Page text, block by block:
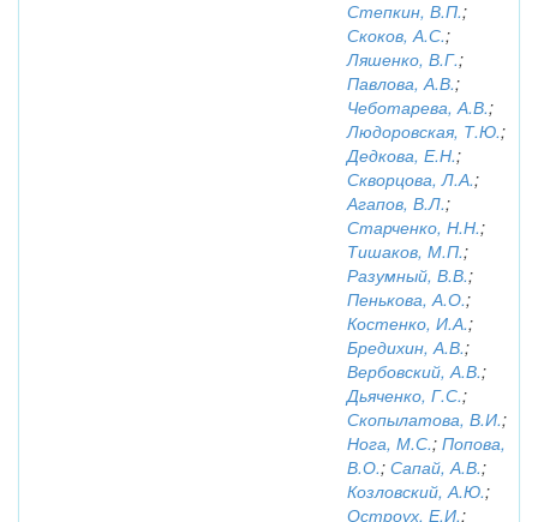
Степкин, В.П.;
Скоков, А.С.;
Ляшенко, В.Г.;
Павлова, А.В.;
Чеботарева, А.В.;
Людоровская, Т.Ю.;
Дедкова, Е.Н.;
Скворцова, Л.А.;
Агапов, В.Л.;
Старченко, Н.Н.;
Тишаков, М.П.;
Разумный, В.В.;
Пенькова, А.О.;
Костенко, И.А.;
Бредихин, А.В.;
Вербовский, А.В.;
Дьяченко, Г.С.;
Скопылатова, В.И.;
Нога, М.С.; Попова,
В.О.; Сапай, А.В.;
Козловский, А.Ю.;
Остроух, Е.И.;